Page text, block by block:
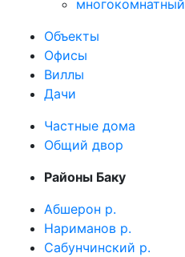
многокомнатный
Объекты
Офисы
Виллы
Дачи
Частные дома
Общий двор
Районы Баку
Абшерон р.
Нариманов р.
Сабунчинский р.